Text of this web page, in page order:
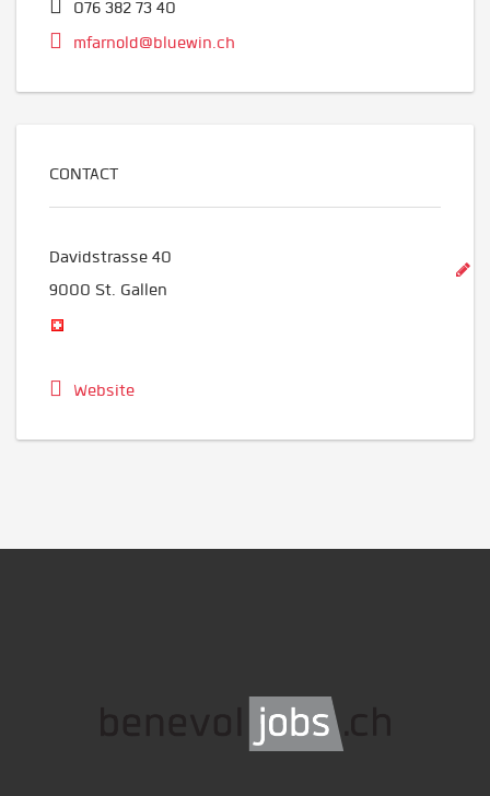
076 382 73 40
mfarnold@bluewin.ch
CONTACT
Davidstrasse 40
9000 St. Gallen
Website